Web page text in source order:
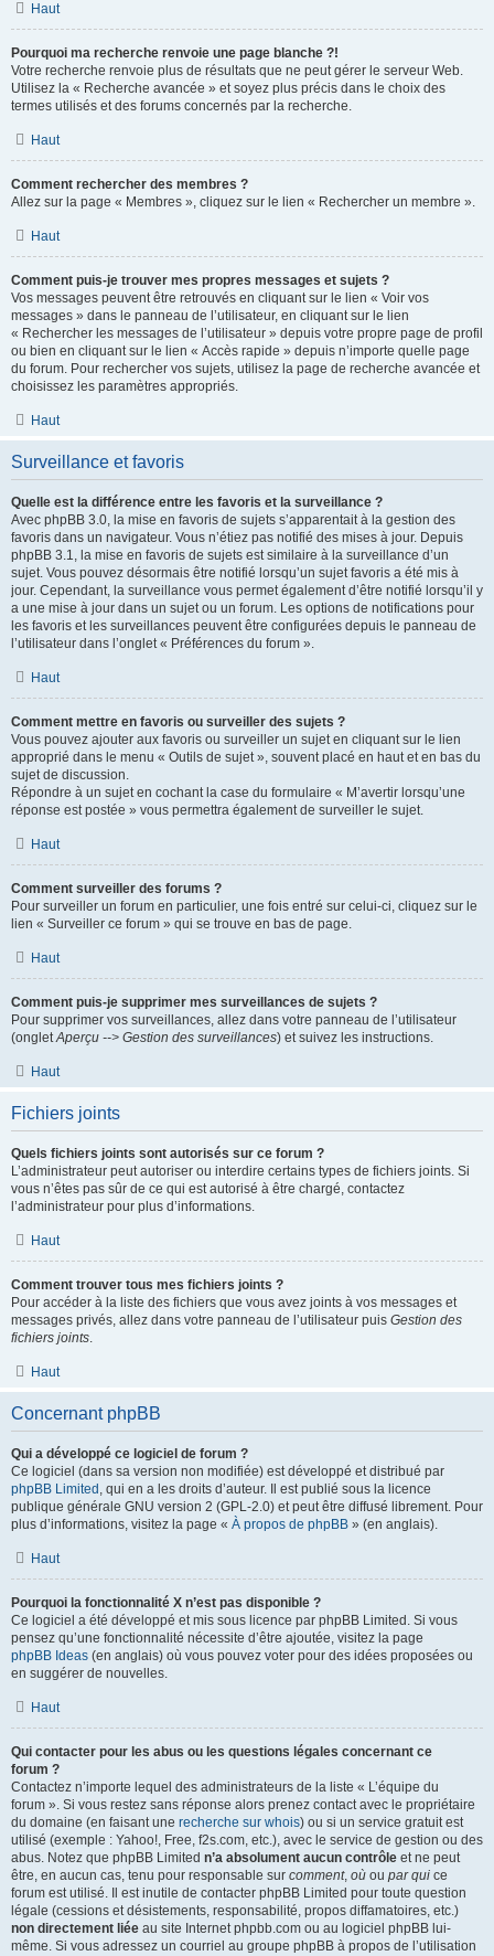
Haut
Pourquoi ma recherche renvoie une page blanche ?!
Votre recherche renvoie plus de résultats que ne peut gérer le serveur Web.
Utilisez la « Recherche avancée » et soyez plus précis dans le choix des
termes utilisés et des forums concernés par la recherche.
Haut
Comment rechercher des membres ?
Allez sur la page « Membres », cliquez sur le lien « Rechercher un membre ».
Haut
Comment puis-je trouver mes propres messages et sujets ?
Vos messages peuvent être retrouvés en cliquant sur le lien « Voir vos
messages » dans le panneau de l’utilisateur, en cliquant sur le lien
« Rechercher les messages de l’utilisateur » depuis votre propre page de profil
ou bien en cliquant sur le lien « Accès rapide » depuis n’importe quelle page
du forum. Pour rechercher vos sujets, utilisez la page de recherche avancée et
choisissez les paramètres appropriés.
Haut
Surveillance et favoris
Quelle est la différence entre les favoris et la surveillance ?
Avec phpBB 3.0, la mise en favoris de sujets s’apparentait à la gestion des
favoris dans un navigateur. Vous n’étiez pas notifié des mises à jour. Depuis
phpBB 3.1, la mise en favoris de sujets est similaire à la surveillance d’un
sujet. Vous pouvez désormais être notifié lorsqu’un sujet favoris a été mis à
jour. Cependant, la surveillance vous permet également d’être notifié lorsqu’il y
a une mise à jour dans un sujet ou un forum. Les options de notifications pour
les favoris et les surveillances peuvent être configurées depuis le panneau de
l’utilisateur dans l’onglet « Préférences du forum ».
Haut
Comment mettre en favoris ou surveiller des sujets ?
Vous pouvez ajouter aux favoris ou surveiller un sujet en cliquant sur le lien
approprié dans le menu « Outils de sujet », souvent placé en haut et en bas du
sujet de discussion.
Répondre à un sujet en cochant la case du formulaire « M’avertir lorsqu’une
réponse est postée » vous permettra également de surveiller le sujet.
Haut
Comment surveiller des forums ?
Pour surveiller un forum en particulier, une fois entré sur celui-ci, cliquez sur le
lien « Surveiller ce forum » qui se trouve en bas de page.
Haut
Comment puis-je supprimer mes surveillances de sujets ?
Pour supprimer vos surveillances, allez dans votre panneau de l’utilisateur
(ongletAperçu --> Gestion des surveillances) et suivez les instructions.
Haut
Fichiers joints
Quels fichiers joints sont autorisés sur ce forum ?
L’administrateur peut autoriser ou interdire certains types de fichiers joints. Si
vous n’êtes pas sûr de ce qui est autorisé à être chargé, contactez
l’administrateur pour plus d’informations.
Haut
Comment trouver tous mes fichiers joints ?
Pour accéder à la liste des fichiers que vous avez joints à vos messages et
messages privés, allez dans votre panneau de l’utilisateur puis Gestion des
fichiers joints.
Haut
Concernant phpBB
Qui a développé ce logiciel de forum ?
Ce logiciel (dans sa version non modifiée) est développé et distribué par
phpBB Limited , qui en a les droits d’auteur. Il est publié sous la licence
publique générale GNU version 2 (GPL-2.0) et peut être diffusé librement. Pour
plus d’informations, visitez la page « À propos de phpBB » (en anglais).
Haut
Pourquoi la fonctionnalité X n’est pas disponible ?
Ce logiciel a été développé et mis sous licence par phpBB Limited. Si vous
pensez qu’une fonctionnalité nécessite d’être ajoutée, visitez la page
phpBB Ideas (en anglais) où vous pouvez voter pour des idées proposées ou
en suggérer de nouvelles.
Haut
Qui contacter pour les abus ou les questions légales concernant ce
forum ?
Contactez n’importe lequel des administrateurs de la liste « L’équipe du
forum ». Si vous restez sans réponse alors prenez contact avec le propriétaire
du domaine (en faisant une recherche sur whois) ou si un service gratuit est
utilisé (exemple : Yahoo!, Free, f2s.com, etc.), avec le service de gestion ou des
abus. Notez que phpBB Limited n’a absolument aucun contrôle et ne peut
être, en aucun cas, tenu pour responsable sur comment, où ou par qui ce
forum est utilisé. Il est inutile de contacter phpBB Limited pour toute question
légale (cessions et désistements, responsabilité, propos diffamatoires, etc.)
non directement liée au site Internet phpbb.com ou au logiciel phpBB lui-
même. Si vous adressez un courriel au groupe phpBB à propos de l’utilisation